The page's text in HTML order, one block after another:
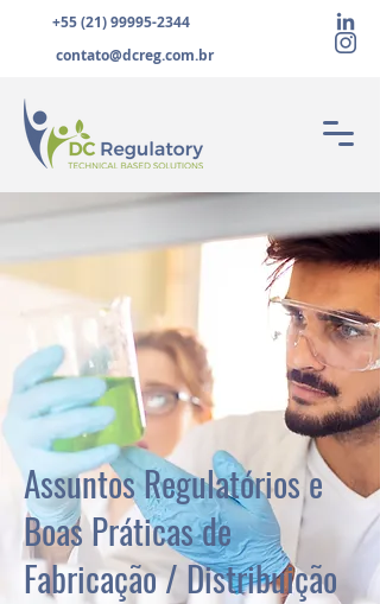
contato@dcreg.com.br
+55 (21) 99995-2344
Assuntos Regulatórios e
Boas Práticas de
Fabricação / Distribuição